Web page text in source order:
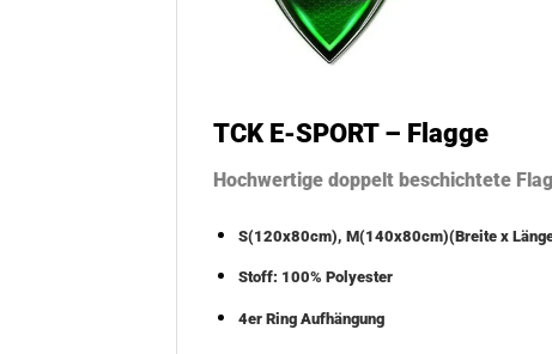
TCK E-SPORT – Flagge
Hochwertige doppelt beschichtete
S(120x80cm), M(140x80cm)(Breite x
Stoff: 100% Polyester
4er Ring Aufhängung